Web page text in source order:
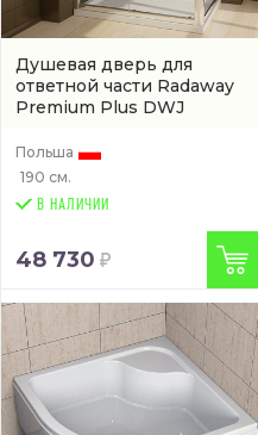
Душевая дверь для
ответной части Radaway
Premium Plus DWJ
Польша
190 см.
В НАЛИЧИИ
48 730